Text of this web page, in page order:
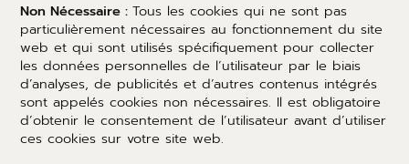
Non Nécessaire :Tous les cookies qui ne sont pas
particulièrement nécessaires au fonctionnement du site
web et qui sont utilisés spécifiquement pour collecter
les données personnelles de l’utilisateur par le biais
d’analyses, de publicités et d’autres contenus intégrés
sont appelés cookies non nécessaires. Il est obligatoire
d’obtenir le consentement de l’utilisateur avant d’utiliser
ces cookies sur votre site web.